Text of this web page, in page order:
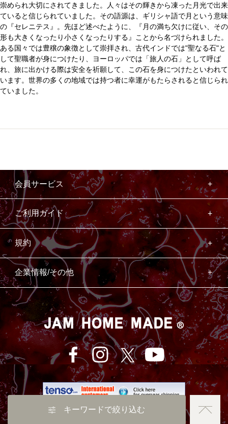
キーワードで絞り込む
崇められ大切にされてきました。人々はその輝きから凍った月光で出来
ていると信じられていました。その語源は、ギリシャ語で月という意味
の『セレニテス』。先ほど述べたように、『月の満ち欠けに従い、その
形も大きくなったり小さくなったりする』ことから名づけられました。
ある国々では豊穣の象徴として崇拝され、古代インドでは"聖なる石"と
して聖職者が身につけたり、ヨーロッパでは「旅人の石」として呼ば
れ、旅に出かける際は安全を祈願して、この石を身につけたといわれて
います。世界の多くの地域では持つ者に幸運がもたらされると信じられ
ていました。
会員サービス
ご利用ガイド
規約
企業情報/その他